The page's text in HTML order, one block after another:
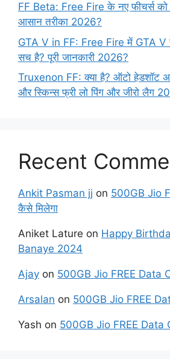
FF Beta: Free Fire के नए फीचर्स
आसान तरीका 2026?
GTA V in FF: Free Fire में GTA V
सच है? पूरी जानकारी 2026?
Truxenon FF: क्या है? ऑटो हेडशॉट
और स्किन्स फ्री लो पिंग और जीरो लैग
Recent
Ankit Pasman jj on 500GB Jio
कैसे मिलेगा
Aniket Lature on Happy
Banaye 2024
Ajay on 500GB Jio FREE Data
Arsalan on 500GB Jio FREE
Yash on 500GB Jio FREE Data